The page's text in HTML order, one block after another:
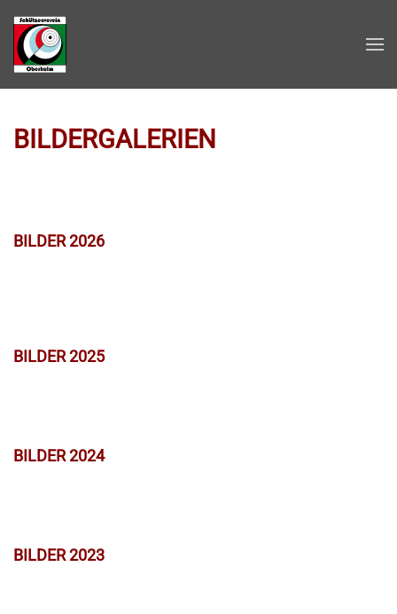
Zum Hauptinhalt springen
BILDERGALERIEN
BILDER 2026
BILDER 2025
BILDER 2024
BILDER 2023